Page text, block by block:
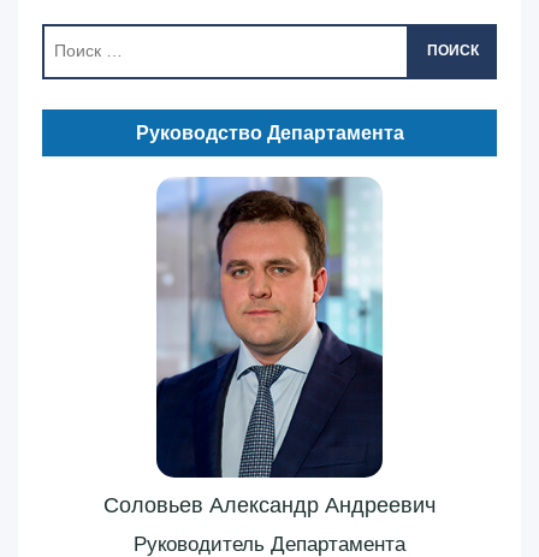
ПОИСК
Руководство Департамента
Соловьев Александр Андреевич
Руководитель Департамента